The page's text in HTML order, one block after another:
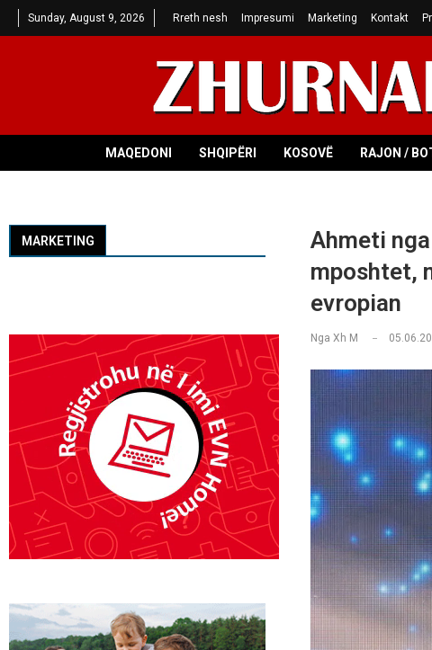
Sunday, August 9, 2026 Rreth nesh Impresumi Marketing Kontakt
MAQEDONI SHQIPËRI KOSOVË RAJON /
Ahmeti
mposhtet,
evropian
Nga Xh M
MARKETING